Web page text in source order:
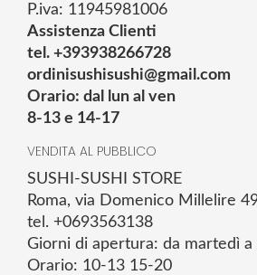
P.iva: 11945981006
Assistenza Clienti
tel. +393938266728
ordinisushisushi@gmail.com
Orario: dal lun al ven
8-13 e 14-17
VENDITA AL PUBBLICO
SUSHI-SUSHI STORE
Roma, via Domenico Millelire
tel. +0693563138
Giorni di apertura: da martedì a
Orario: 10-13 15-20